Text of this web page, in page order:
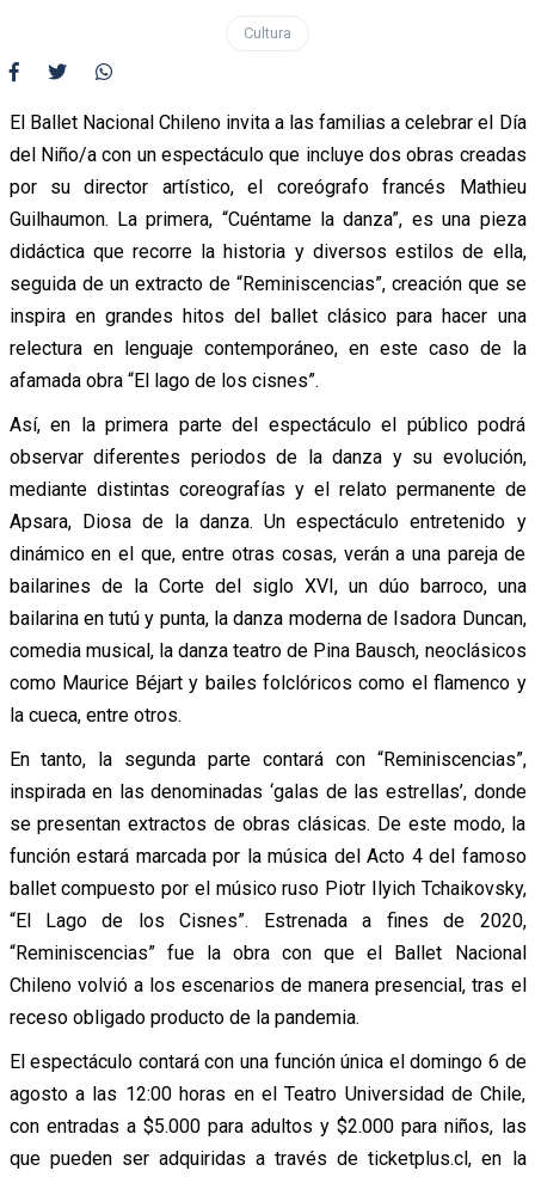
Cultura
El Ballet Nacional Chileno invita a las familias a celebrar el Día
del Niño/a con un espectáculo que incluye dos obras creadas
por su director artístico, el coreógrafo francés Mathieu
Guilhaumon. La primera, “Cuéntame la danza”, es una pieza
didáctica que recorre la historia y diversos estilos de ella,
seguida de un extracto de “Reminiscencias”, creación que se
inspira en grandes hitos del ballet clásico para hacer una
relectura en lenguaje contemporáneo, en este caso de la
afamada obra “El lago de los cisnes”.
Así, en la primera parte del espectáculo el público podrá
observar diferentes periodos de la danza y su evolución,
mediante distintas coreografías y el relato permanente de
Apsara, Diosa de la danza. Un espectáculo entretenido y
dinámico en el que, entre otras cosas, verán a una pareja de
bailarines de la Corte del siglo XVI, un dúo barroco, una
bailarina en tutú y punta, la danza moderna de Isadora Duncan,
comedia musical, la danza teatro de Pina Bausch, neoclásicos
como Maurice Béjart y bailes folclóricos como el flamenco y
la cueca, entre otros.
En tanto, la segunda parte contará con “Reminiscencias”,
inspirada en las denominadas ‘galas de las estrellas’, donde
se presentan extractos de obras clásicas. De este modo, la
función estará marcada por la música del Acto 4 del famoso
ballet compuesto por el músico ruso Piotr Ilyich Tchaikovsky,
“El Lago de los Cisnes”. Estrenada a fines de 2020,
“Reminiscencias” fue la obra con que el Ballet Nacional
Chileno volvió a los escenarios de manera presencial, tras el
receso obligado producto de la pandemia.
El espectáculo contará con una función única el domingo 6 de
agosto a las 12:00 horas en el Teatro Universidad de Chile,
con entradas a $5.000 para adultos y $2.000 para niños, las
que pueden ser adquiridas a través de ticketplus.cl, en la